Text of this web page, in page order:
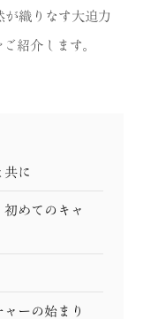
織りなす大迫力
紹介します。
共に
めてのキャ
ーの始まり